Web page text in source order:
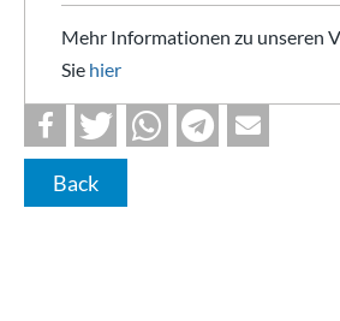
Mehr Informationen zu unseren
Sie hier
Back